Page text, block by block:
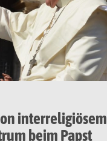
interreligiösem
beim Papst